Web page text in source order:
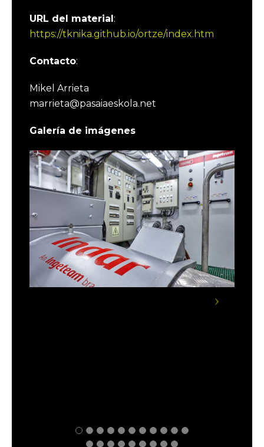
URL del material:
https://tknika.github.io/ortze/index.htm
Contacto:
Mikel Arrieta
marrieta@pasaiaeskola.net
Galería de imágenes